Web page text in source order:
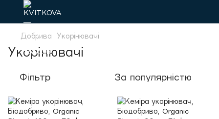
Добрива Укорінювачі
Укорінювачі
Фільтр За популярністю